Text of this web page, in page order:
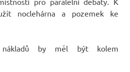
noclehárna a pozemek ke
by měl být kolem